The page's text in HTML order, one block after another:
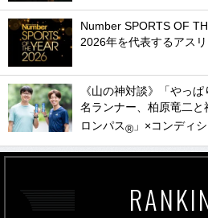
Number SPORTS OF
2026年を代表するアス
《山の神対談》「やっ
名ランナー、柏原竜二
ロンパス® 」×コンディ